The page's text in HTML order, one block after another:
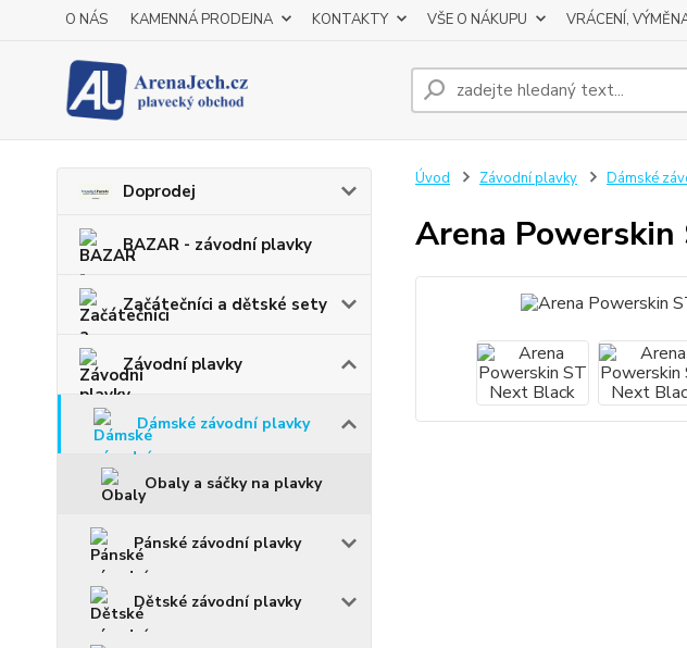
O NÁS KAMENNÁ PRODEJNA KONTAKTY VŠE O NÁKUPU VRÁCENÍ,
Doprodej
BAZAR - závodní plavky
Začátečníci a dětské sety
Závodní plavky
Dámské závodní plavky
Obaly a sáčky na plavky
Pánské závodní plavky
Dětské závodní plavky
Úvod Závodní plavky Dámské
Arena